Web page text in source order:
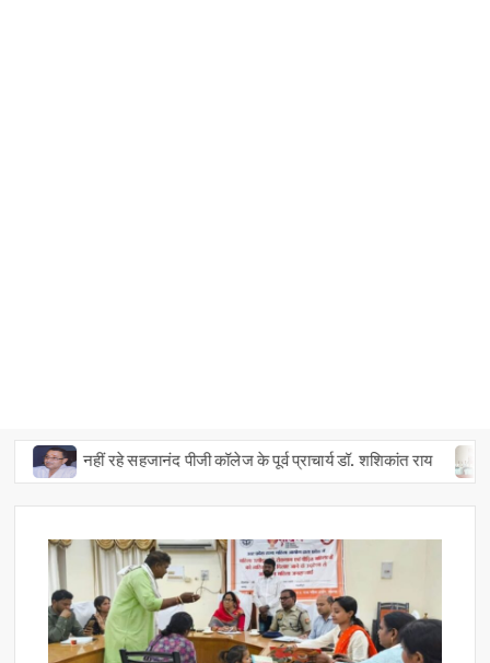
नहीं रहे सहजानंद पीजी कॉलेज के पूर्व प्राचार्य डॉ. शशिकांत राय